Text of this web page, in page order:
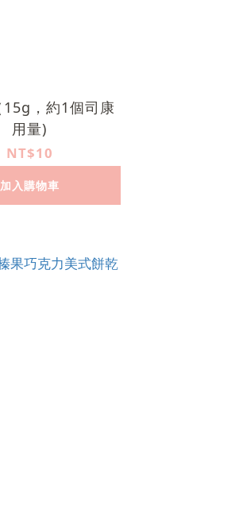
，約1個司康
用量)
NT$10
加入購物車